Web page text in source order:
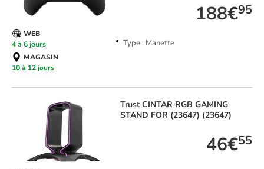
188€95
Type : Manette
WEB
4 à 6 jours
MAGASIN
10 à 12 jours
TrustCINTAR RGB GAMING
STAND FOR (23647) (23647)
46€55